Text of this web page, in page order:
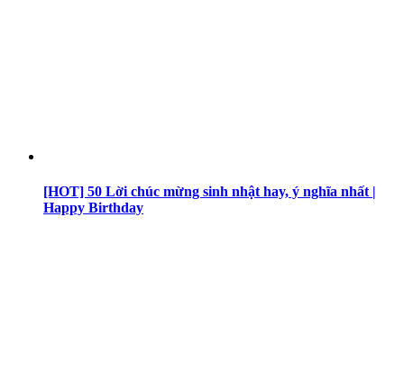
[HOT] 50 Lời chúc mừng sinh nhật hay, ý nghĩa nhất |
Happy Birthday